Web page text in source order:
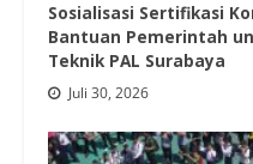
Sosialisasi Sertifikasi
Bantuan Pemerintah
Teknik PAL Surabaya
Juli 30, 2026